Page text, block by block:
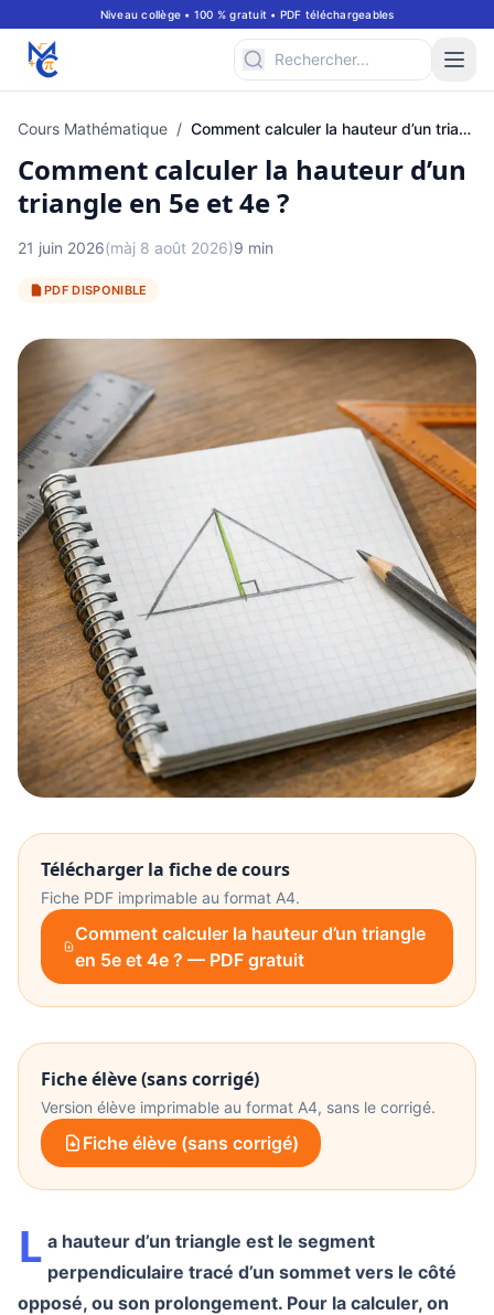
Niveau collège • 100 % gratuit • PDF téléchargeables
Cours Mathématique / Comment calculer la hauteur d’un triangle en 5e et 4e ?
Comment calculer la hauteur d’un
triangle en 5e et 4e ?
21 juin 2026(màj 8 août 2026)9 min
PDF DISPONIBLE
Télécharger la fiche de cours
Fiche PDF imprimable au format A4.
Comment calculer la hauteur d’un triangle
en 5e et 4e ? — PDF gratuit
Fiche élève (sans corrigé)
Version élève imprimable au format A4, sans le corrigé.
Fiche élève (sans corrigé)
L a hauteur d’un triangle est le segment
perpendiculaire tracé d’un sommet vers le côté
opposé, ou son prolongement. Pour la calculer, on